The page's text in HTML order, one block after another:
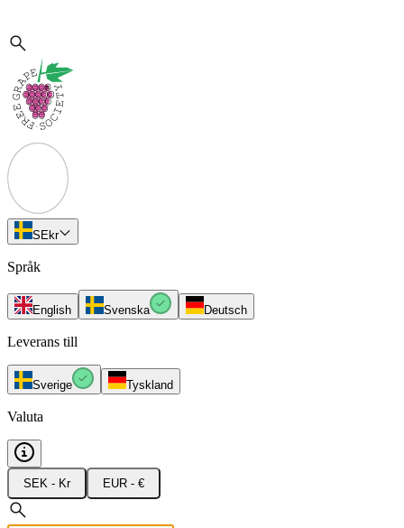
SEkr
Språk
English Svenska Deutsch
Leverans till
Sverige Tyskland
Valuta
SEK - Kr EUR - €